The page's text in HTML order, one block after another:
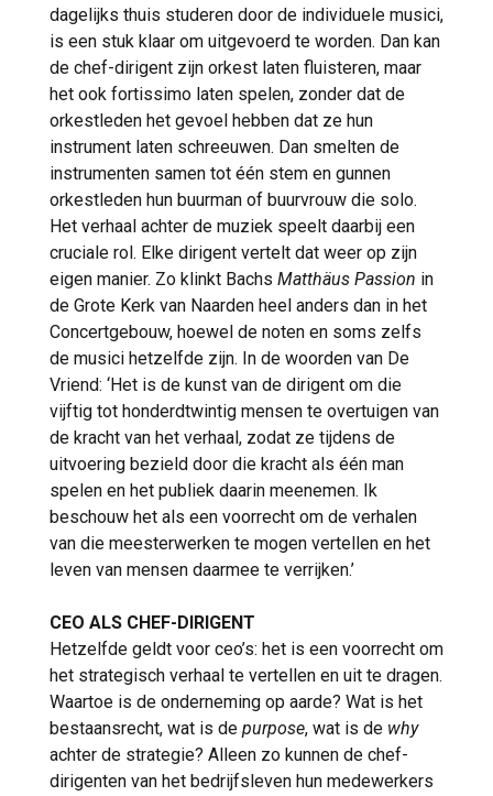
dagelijks thuis studeren door de individuele musici,
is een stuk klaar om uitgevoerd te worden. Dan kan
de chef-dirigent zijn orkest laten fluisteren, maar
het ook fortissimo laten spelen, zonder dat de
orkestleden het gevoel hebben dat ze hun
instrument laten schreeuwen. Dan smelten de
instrumenten samen tot één stem en gunnen
orkestleden hun buurman of buurvrouw die solo.
Het verhaal achter de muziek speelt daarbij een
cruciale rol. Elke dirigent vertelt dat weer op zijn
eigen manier. Zo klinkt Bachs Matthäus Passion in
de Grote Kerk van Naarden heel anders dan in het
Concertgebouw, hoewel de noten en soms zelfs
de musici hetzelfde zijn. In de woorden van De
Vriend: ‘Het is de kunst van de dirigent om die
vijftig tot honderdtwintig mensen te overtuigen van
de kracht van het verhaal, zodat ze tijdens de
uitvoering bezield door die kracht als één man
spelen en het publiek daarin meenemen. Ik
beschouw het als een voorrecht om de verhalen
van die meesterwerken te mogen vertellen en het
leven van mensen daarmee te verrijken.’
CEO ALS CHEF-DIRIGENT
Hetzelfde geldt voor ceo’s: het is een voorrecht om
het strategisch verhaal te vertellen en uit te dragen.
Waartoe is de onderneming op aarde? Wat is het
bestaansrecht, wat is de purpose, wat is de why
achter de strategie? Alleen zo kunnen de chef-
dirigenten van het bedrijfsleven hun medewerkers